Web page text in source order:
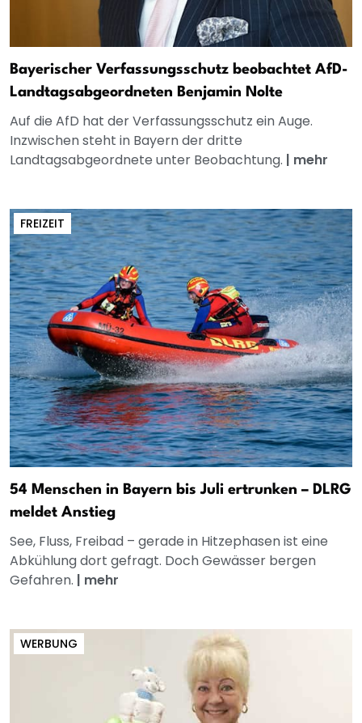
Bayerischer Verfassungsschutz beobachtet AfD-
Landtagsabgeordneten Benjamin Nolte
Auf die AfD hat der Verfassungsschutz ein Auge.
Inzwischen steht in Bayern der dritte
Landtagsabgeordnete unter Beobachtung. | mehr
FREIZEIT
54 Menschen in Bayern bis Juli ertrunken – DLRG
meldet Anstieg
See, Fluss, Freibad – gerade in Hitzephasen ist eine
Abkühlung dort gefragt. Doch Gewässer bergen
Gefahren. | mehr
WERBUNG